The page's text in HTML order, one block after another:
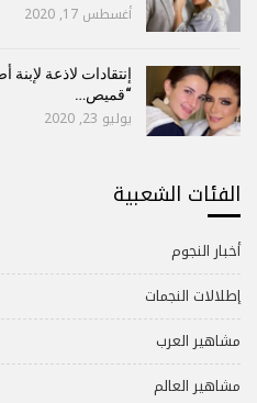
أغسطس 17, 2020
إنتقادات لاذعة
“قميص…
يوليو 23, 2020
الفئات الشعبية
أخبار النجوم
إطلالات النجمات
مشاهير العرب
مشاهير العالم